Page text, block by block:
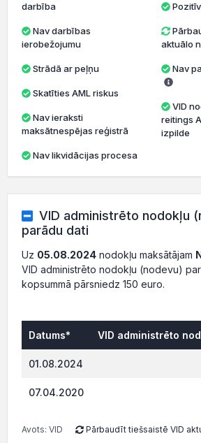
darbība
ierobežojumu
Strādā ar peļņu
Skatīties AML riskus
maksātnespējas reģistrā
Nav likvidācijas procesa
aktuālo
Nav
VID
reitings
izpilde
VID administrēto nodokļu
parādu dati
Uz 05.08.2024 nodokļu maksātājam
VID administrēto nodokļu (nodevu)
kopsummā pārsniedz 150 euro.
Datums* VID administrēto
01.08.2024
07.04.2020
Avots: VID Pārbaudīt tiešsaistē VID